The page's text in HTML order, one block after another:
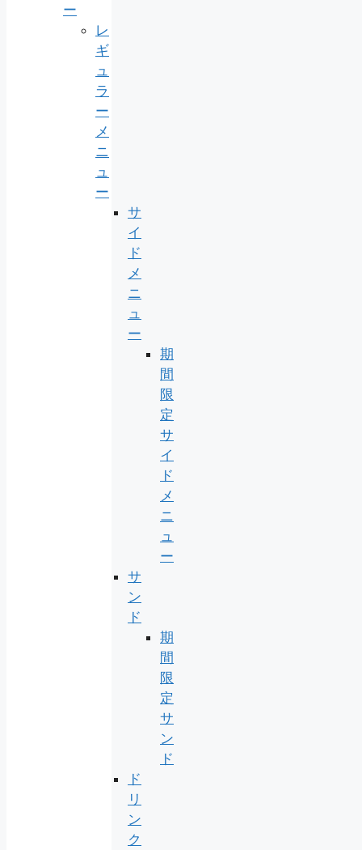
ー
レ
ギ
ュ
ラ
ー
メ
ニ
ュ
ー
サ
イ
ド
メ
ニ
ュ
ー
期
間
限
定
サ
イ
ド
メ
ニ
ュ
ー
サ
ン
ド
期
間
限
定
サ
ン
ド
ド
リ
ン
ク